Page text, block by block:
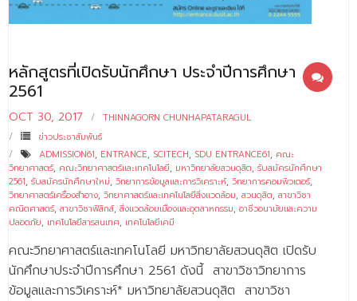
วารสารคณะ
- ฐานข้อมูลงานวิจัย
- โครงการบริหารจัดการพื้นที่ 10 ไร่ ด้านหลังโรงสีข้าว
สวนดุสิต จังหวัดปราจีนบุรี
- โครงการส่งเสริมการปลูกกล้วยเล็บมือนางฯ
- ผลงาน/รางวัล
- SDU Zero Waste
- งานวิจัย/นวัตกรรม
หลักสูตรที่เปิดรับนักศึกษา ประจำปีการศึกษา
2561
OCT 30, 2017
THINNAGORN CHUNHAPATARAGUL
ข่าวประชาสัมพันธ์
ADMISSION61, ENTRANCE, SCITECH, SDU ENTRANCE61, คณะ
วิทยาศาสตร์, คณะวิทยาศาสตร์และเทคโนโลยี, มหาวิทยาลัยสวนดุสิต, รับสมัครนักศึกษา
2561, รับสมัครนักศึกษาใหม่, วิทยาการข้อมูลและการวิเคราะห์, วิทยาการคอมพิวเตอร์,
วิทยาศาสตร์เครื่องสำอาง, วิทยาศาสตร์และเทคโนโลยีสิ่งแวดล้อม, สวนดุสิต, สาขาวิชา
คณิตศาสตร์, สาขาวิชาฟิสิกส์, สิ่งแวดล้อมเมืองและอุตสาหกรรม, อาชีวอนามัยและความ
ปลอดภัย, เทคโนโลยีสารสนเทศ, เทคโนโลยีเคมี
คณะวิทยาศาสตร์และเทคโนโลยี มหาวิทยาลัยสวนดุสิต เปิดรับ
นักศึกษาประจำปีการศึกษา 2561 ดังนี้ สาขาวิชาวิทยาการ
ข้อมูลและการวิเคราะห์* มหาวิทยาลัยสวนดุสิต สาขาวิชา